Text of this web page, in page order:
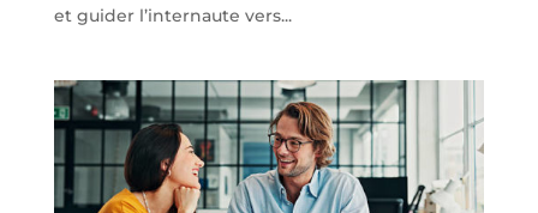
et guider l’internaute vers...